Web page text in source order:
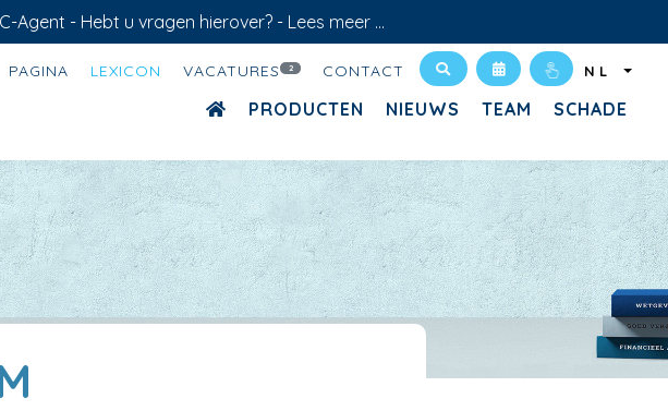
Agent - Hebt u vragen hierover? - Lees meer ...
PAGINA LEXICON VACATURES 2 CONTACT NL
PRODUCTEN NIEUWS TEAM SCHADE